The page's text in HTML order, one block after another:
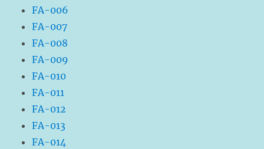
FA-006
FA-007
FA-008
FA-009
FA-010
FA-011
FA-012
FA-013
FA-014